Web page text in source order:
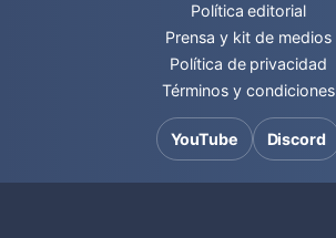
Política editorial
Prensa y kit de medios
Política de privacidad
Términos y condiciones
YouTube Discord